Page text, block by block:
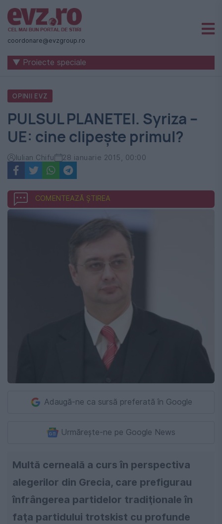
Știri
naționale
internaționale
România
-
Evenimentul
Zilei
coordonare@evzgroup.ro
▼ Proiecte speciale
OPINII EVZ
PULSUL PLANETEI. Syriza –
UE: cine clipește primul?
Iulian Chifu 28 ianuarie 2015, 00:00
COMENTEAZĂ ȘTIREA
Adaugă-ne ca sursă preferată în Google
Urmărește-ne pe Google News
Multă cerneală a curs în perspectiva
alegerilor din Grecia, care prefigurau
înfrângerea partidelor tradiţionale în
faţa partidului trotskist cu profunde